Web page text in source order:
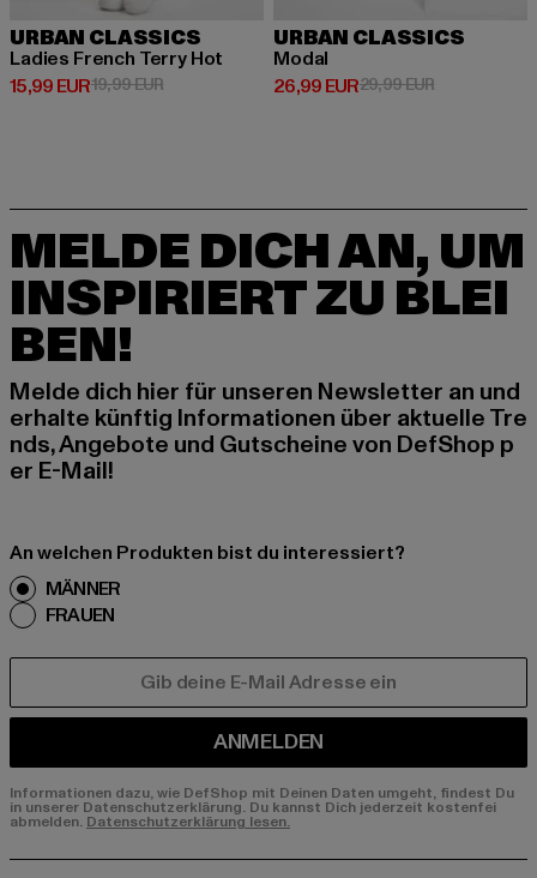
URBAN CLASSICS
Ladies French Terry Hot
15,99 EUR
Derzeitiger Preis: 15,99 EUR
19,99 EURAktionspreis: 19,99 EUR
URBAN CLASSICS
Modal
26,99 EUR
Derzeitiger Preis: 26,99 EUR
29,99 EURAktionspreis:
MELDE DICH AN, UM
INSPIRIERT ZU BLEI
BEN!
Melde dich hier für unseren Newsletter an und
erhalte künftig Informationen über aktuelle Tre
nds, Angebote und Gutscheine von DefShop p
er E-Mail!
An welchen Produkten bist du interessiert?
MÄNNER
FRAUEN
ANMELDEN
Informationen dazu, wie DefShop mit Deinen Daten umgeht, findest Du
in unserer Datenschutzerklärung. Du kannst Dich jederzeit kostenfei
abmelden. Datenschutzerklärung lesen.